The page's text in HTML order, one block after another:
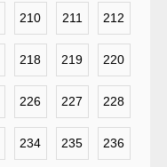
210 211 212
218 219 220
226 227 228
234 235 236